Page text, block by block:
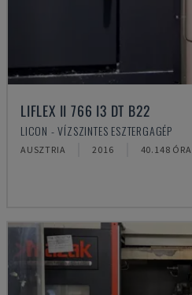
LIFLEX II 766 I3 DT B22
LICON - VÍZSZINTES ESZTERGAGÉP
AUSZTRIA 2016 40.148 ÓRA